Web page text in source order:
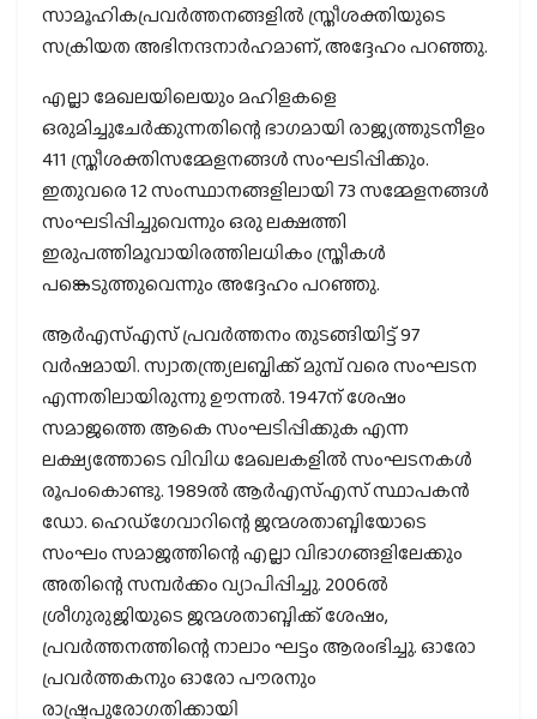
സാമൂഹികപ്രവര്‍ത്തനങ്ങളില്‍ സ്ത്രീശക്തിയുടെ
സക്രിയത അഭിനന്ദനാര്‍ഹമാണ്, അദ്ദേഹം പറഞ്ഞു.
എല്ലാ മേഖലയിലെയും മഹിളകളെ
ഒരുമിച്ചുചേര്‍ക്കുന്നതിന്റെ ഭാഗമായി രാജ്യത്തുടനീളം
411 സ്ത്രീശക്തിസമ്മേളനങ്ങള്‍ സംഘടിപ്പിക്കും.
ഇതുവരെ 12 സംസ്ഥാനങ്ങളിലായി 73 സമ്മേളനങ്ങള്‍
സംഘടിപ്പിച്ചുവെന്നും ഒരു ലക്ഷത്തി
ഇരുപത്തിമൂവായിരത്തിലധികം സ്ത്രീകള്‍
പങ്കെടുത്തുവെന്നും അദ്ദേഹം പറഞ്ഞു.
ആര്‍എസ്എസ് പ്രവര്‍ത്തനം തുടങ്ങിയിട്ട് 97
വര്‍ഷമായി. സ്വാതന്ത്ര്യലബ്ധിക്ക് മുമ്പ് വരെ സംഘടന
എന്നതിലായിരുന്നു ഊന്നല്‍. 1947ന് ശേഷം
സമാജത്തെ ആകെ സംഘടിപ്പിക്കുക എന്ന
ലക്ഷ്യത്തോടെ വിവിധ മേഖലകളില്‍ സംഘടനകള്‍
രൂപംകൊണ്ടു. 1989ല്‍ ആര്‍എസ്എസ് സ്ഥാപകന്‍
ഡോ. ഹെഡ്‌ഗേവാറിന്റെ ജന്മശതാബ്ദിയോടെ
സംഘം സമാജത്തിന്റെ എല്ലാ വിഭാഗങ്ങളിലേക്കും
അതിന്റെ സമ്പര്‍ക്കം വ്യാപിപ്പിച്ചു. 2006ല്‍
ശ്രീഗുരുജിയുടെ ജന്മശതാബ്ദിക്ക് ശേഷം,
പ്രവര്‍ത്തനത്തിന്റെ നാലാം ഘട്ടം ആരംഭിച്ചു. ഓരോ
പ്രവര്‍ത്തകനും ഓരോ പൗരനും
രാഷ്ട്രപുരോഗതിക്കായി